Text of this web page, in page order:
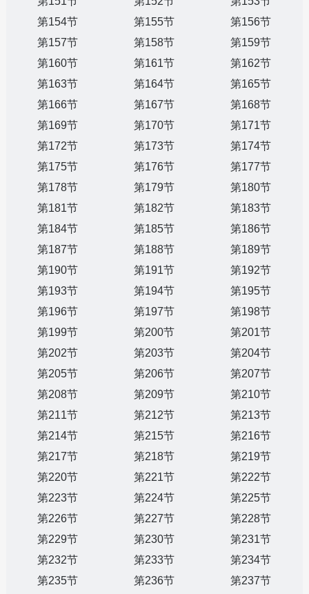
第154节
第155节
第156节
第157节
第158节
第159节
第160节
第161节
第162节
第163节
第164节
第165节
第166节
第167节
第168节
第169节
第170节
第171节
第172节
第173节
第174节
第175节
第176节
第177节
第178节
第179节
第180节
第181节
第182节
第183节
第184节
第185节
第186节
第187节
第188节
第189节
第190节
第191节
第192节
第193节
第194节
第195节
第196节
第197节
第198节
第199节
第200节
第201节
第202节
第203节
第204节
第205节
第206节
第207节
第208节
第209节
第210节
第211节
第212节
第213节
第214节
第215节
第216节
第217节
第218节
第219节
第220节
第221节
第222节
第223节
第224节
第225节
第226节
第227节
第228节
第229节
第230节
第231节
第232节
第233节
第234节
第235节
第236节
第237节